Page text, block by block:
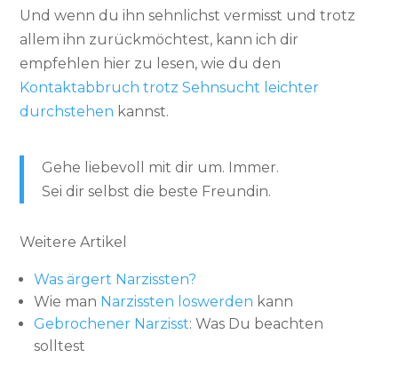
Und wenn du ihn sehnlichst vermisst und trotz
allem ihn zurückmöchtest, kann ich dir
empfehlen hier zu lesen, wie du den
Kontaktabbruch trotz Sehnsucht leichter
durchstehen kannst.
Gehe liebevoll mit dir um. Immer.
Sei dir selbst die beste Freundin.
Weitere Artikel
Was ärgert Narzissten?
Wie man Narzissten loswerden kann
Gebrochener Narzisst: Was Du beachten
solltest